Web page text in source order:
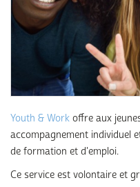
Youth & Work offre aux
accompagnement individuel
de formation et d'emploi.
Ce service est volontaire et